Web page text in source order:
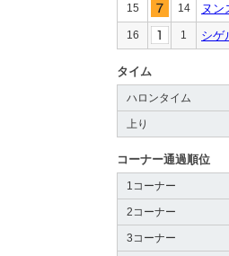
15 14 ヌン
16 1 シゲ
タイム
ハロンタイム
上り
コーナー通過順位
1コーナー
2コーナー
3コーナー